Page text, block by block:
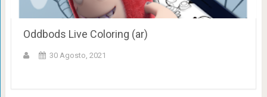
Oddbods Live Coloring (ar)
30 Agosto, 2021